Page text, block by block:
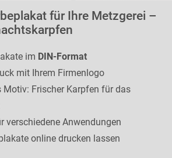
für Ihre Metzgerei –
im DIN-Format
mit Ihrem Firmenlogo
Motiv: Frischer Karpfen für das
verschiedene Anwendungen
online drucken lassen